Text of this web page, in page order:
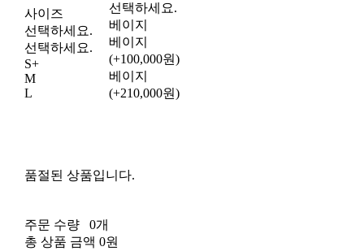
사이즈
선택하세요.
선택하세요.
S+
M
L
선택하세요.
베이지
베이지
(+100,000원)
베이지
(+210,000원)
품절된 상품입니다.
주문 수량
0개
총 상품 금액 0원